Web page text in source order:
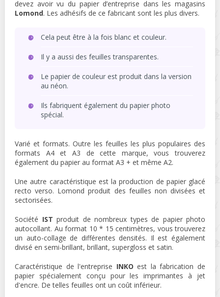
devez avoir vu du papier d’entreprise dans les magasins
Lomond. Les adhésifs de ce fabricant sont les plus divers.
Cela peut être à la fois blanc et couleur.
Il y a aussi des feuilles transparentes.
Le papier de couleur est produit dans la version
au néon.
Ils fabriquent également du papier photo
spécial.
Varié et formats. Outre les feuilles les plus populaires des
formats A4 et A3 de cette marque, vous trouverez
également du papier au format A3 + et même A2.
Une autre caractéristique est la production de papier glacé
recto verso. Lomond produit des feuilles non divisées et
sectorisées.
Société IST produit de nombreux types de papier photo
autocollant. Au format 10 * 15 centimètres, vous trouverez
un auto-collage de différentes densités. Il est également
divisé en semi-brillant, brillant, supergloss et satin.
Caractéristique de l'entreprise INKOest la fabrication de
papier spécialement conçu pour les imprimantes à jet
d'encre. De telles feuilles ont un coût inférieur.